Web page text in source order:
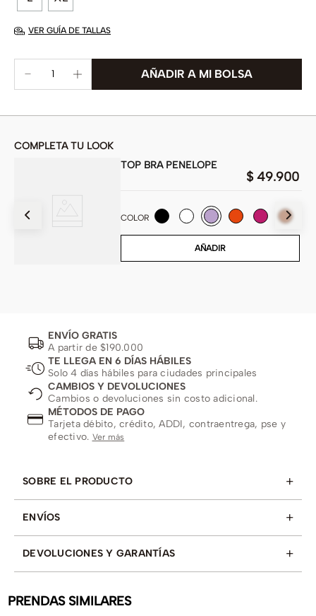
VER GUÍA DE TALLAS
COMPLETA TU LOOK
TOP BRA PENELOPE
$ 49.900
COLOR
AÑADIR
ENVÍO GRATIS
A partir de $190.000
TE LLEGA EN 6 DÍAS HÁBILES
Solo 4 días hábiles para ciudades principales
CAMBIOS Y DEVOLUCIONES
Cambios o devoluciones sin costo adicional.
MÉTODOS DE PAGO
Tarjeta débito, crédito, ADDI, contraentrega, pse y
efectivo. Ver más
SOBRE EL PRODUCTO +
ENVÍOS +
DEVOLUCIONES Y GARANTÍAS +
PRENDAS SIMILARES